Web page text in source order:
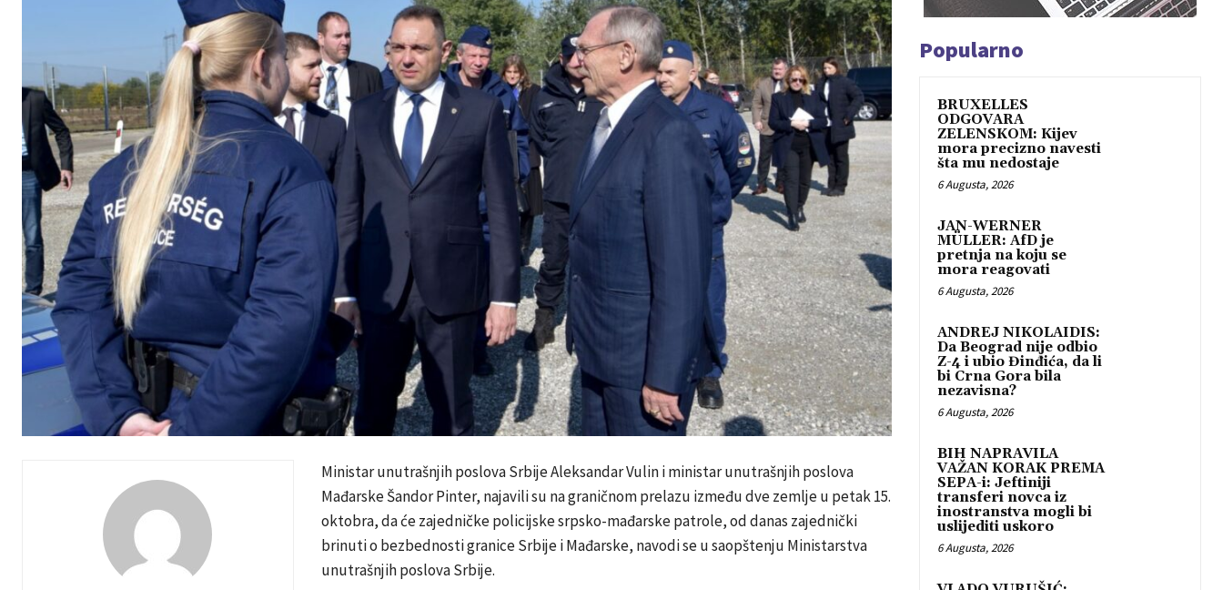
Ministar unutrašnjih poslova Srbije Aleksandar Vulin i ministar unutrašnjih poslova
Mađarske Šandor Pinter, najavili su na graničnom prelazu između dve zemlje u petak 15.
oktobra, da će zajedničke policijske srpsko-mađarske patrole, od danas zajednički
brinuti o bezbednosti granice Srbije i Mađarske, navodi se u saopštenju Ministarstva
unutrašnjih poslova Srbije.
Popularno
BRUXELLES
ODGOVARA
ZELENSKOM: Kijev
mora precizno navesti
šta mu nedostaje
6 Augusta, 2026
JAN-WERNER
MÜLLER: AfD je
pretnja na koju se
mora reagovati
6 Augusta, 2026
ANDREJ NIKOLAIDIS:
Da Beograd nije odbio
Z-4 i ubio Đinđića, da li
bi Crna Gora bila
nezavisna?
6 Augusta, 2026
BIH NAPRAVILA
VAŽAN KORAK PREMA
SEPA-i: Jeftiniji
transferi novca iz
inostranstva mogli bi
uslijediti uskoro
6 Augusta, 2026